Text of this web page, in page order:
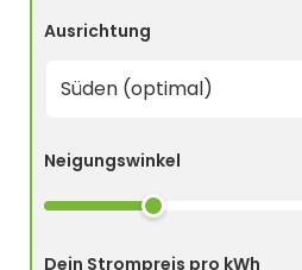
Ausrichtung
Neigungswinkel
Dein Strompreis pro kWh